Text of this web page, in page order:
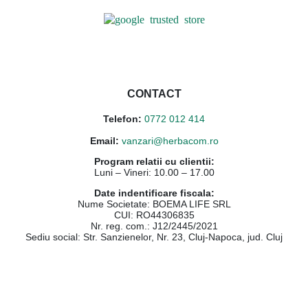
CONTACT
Telefon: 0772 012 414
Email: vanzari@herbacom.ro
Program relatii cu clientii:
Luni – Vineri: 10.00 – 17.00
Date indentificare fiscala:
Nume Societate: BOEMA LIFE SRL
CUI: RO44306835
Nr. reg. com.: J12/2445/2021
Sediu social: Str. Sanzienelor, Nr. 23, Cluj-Napoca, jud. Cluj